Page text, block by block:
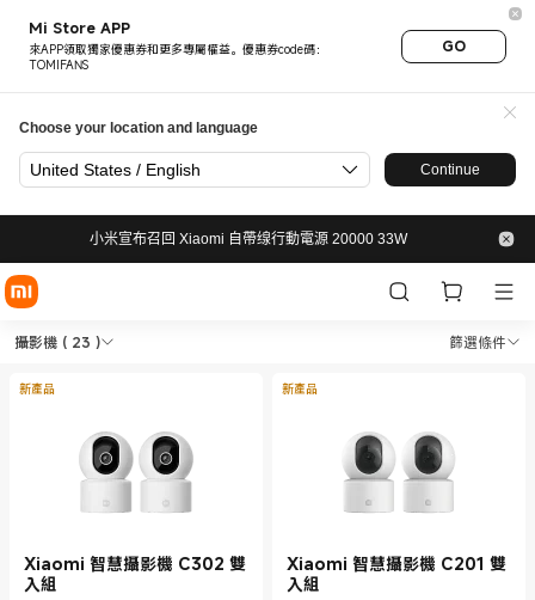
Mi Store APP
來APP領取獨家優惠券和更多專屬權益。優惠券code碼：
TOMIFANS
GO
Choose your location and language
United States / English Continue
小米宣布召回 Xiaomi 自帶缐行動電源 20000 33W
Shop 居家安全 攝影機 in
攝影機 ( 23 ) 篩選條件
Shop 居家安全 攝影機 in Xiaomi 小米
新產品
Xiaomi 智慧攝影機 C302 雙
入組
新產品
Xiaomi 智慧攝影機 C201 雙
入組